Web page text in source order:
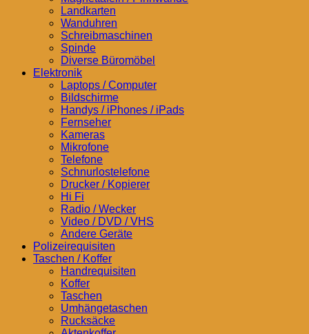
Landkarten
Wanduhren
Schreibmaschinen
Spinde
Diverse Büromöbel
Elektronik
Laptops / Computer
Bildschirme
Handys / iPhones / iPads
Fernseher
Kameras
Mikrofone
Telefone
Schnurlostelefone
Drucker / Kopierer
Hi Fi
Radio / Wecker
Video / DVD / VHS
Andere Geräte
Polizeirequisiten
Taschen / Koffer
Handrequisiten
Koffer
Taschen
Umhängetaschen
Rucksäcke